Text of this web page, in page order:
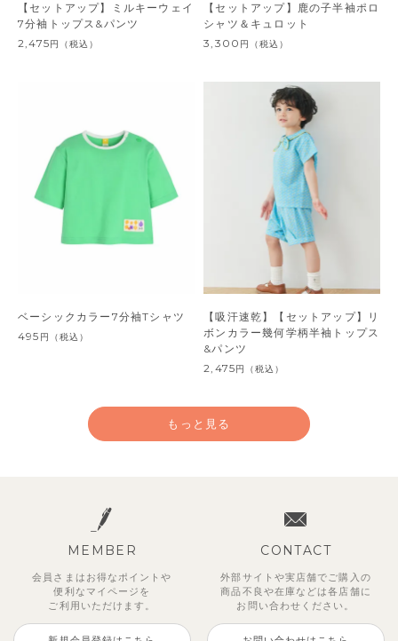
【セットアップ】ミルキーウェイ
7分袖トップス&パンツ
2,475円 （税込）
【セットアップ】鹿の子半袖ポロ
シャツ＆キュロット
3,300 円 （税込）
ベーシックカラー7分袖Tシャツ
495 円 （税込）
【吸汗速乾】【セットアップ】リ
ボンカラー幾何学柄半袖トップス
&パンツ
2,475円 （税込）
もっと見る
MEMBER
会員さまはお得なポイントや
便利な マイページを
ご利用いただけます。
CONTACT
外部サイトや実店舗でご購入の
商品不良や在庫などは各店舗に
お問い合わせください。